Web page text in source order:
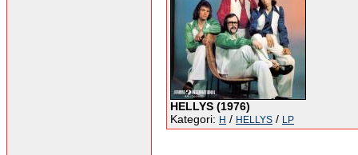
HELLYS (1976)
Kategori: H / HELLYS / LP